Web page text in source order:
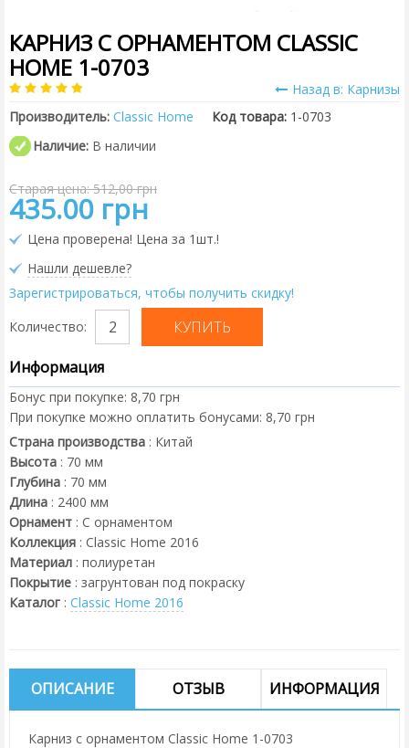
КАРНИЗ С ОРНАМЕНТОМ CLASSIC
HOME 1-0703
Назад в: Карнизы
Производитель: Classic Home Код товара: 1-0703
Наличие: В наличии
Старая цена: 512,00 грн
435.00 грн
Цена проверена! Цена за 1шт.!
Нашли дешевле?
Зарегистрироваться, чтобы получить скидку!
Количество:
Информация
Бонус при покупке: 8,70 грн
При покупке можно оплатить бонусами: 8,70 грн
Страна производства : Китай
Высота : 70 мм
Глубина : 70 мм
Длина : 2400 мм
Орнамент : С орнаментом
Коллекция : Classic Home 2016
Материал : полиуретан
Покрытие : загрунтован под покраску
Каталог : Classic Home 2016
ОПИСАНИЕ ОТЗЫВ ИНФОРМАЦИЯ
Карниз с орнаментом Classic Home 1-0703